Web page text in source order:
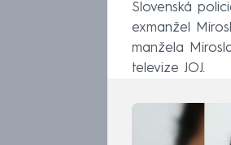
Slovenská
exmanžel
manžela
televize JOJ.